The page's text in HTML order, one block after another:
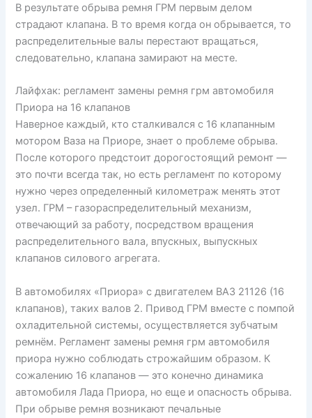
В результате обрыва ремня ГРМ первым делом
страдают клапана. В то время когда он обрывается, то
распределительные валы перестают вращаться,
следовательно, клапана замирают на месте.
Лайфхак: регламент замены ремня грм автомобиля
Приора на 16 клапанов
Наверное каждый, кто сталкивался с 16 клапанным
мотором Ваза на Приоре, знает о проблеме обрыва.
После которого предстоит дорогостоящий ремонт —
это почти всегда так, но есть регламент по которому
нужно через определенный километраж менять этот
узел. ГРМ – газораспределительный механизм,
отвечающий за работу, посредством вращения
распределительного вала, впускных, выпускных
клапанов силового агрегата.
В автомобилях «Приора» с двигателем ВАЗ 21126 (16
клапанов), таких валов 2. Привод ГРМ вместе с помпой
охладительной системы, осуществляется зубчатым
ремнём. Регламент замены ремня грм автомобиля
приора нужно соблюдать строжайшим образом. К
сожалению 16 клапанов — это конечно динамика
автомобиля Лада Приора, но еще и опасность обрыва.
При обрыве ремня возникают печальные